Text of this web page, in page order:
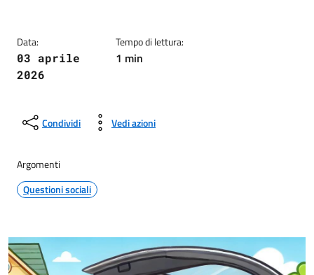
Data:
03 aprile
2026
Tempo di lettura:
1 min
Condividi Vedi azioni
Argomenti
Questioni sociali